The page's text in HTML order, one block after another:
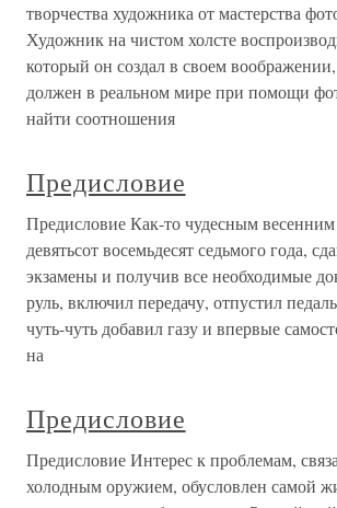
творчества художника от мастерства
Художник на чистом холсте
который он создал в своем
должен в реальном мире при помощи
найти соотношения
Предисловие
Предисловие Как-то чудесным
девятьсот восемьдесят седьмого года,
экзамены и получив все необходимые
руль, включил передачу, отпустил
чуть-чуть добавил газу и впервые
на
Предисловие
Предисловие Интерес к проблемам,
холодным оружием, обусловлен самой